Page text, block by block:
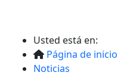
Usted está en:
Página de inicio
Noticias